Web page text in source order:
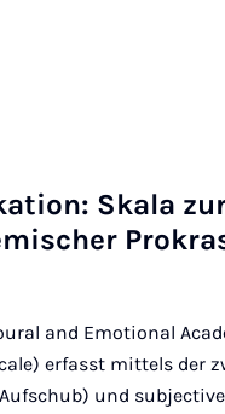
Ska­la
and Emotional
erfasst mittels der
und